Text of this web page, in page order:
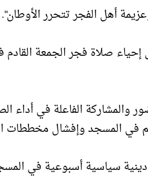
أهل الفجر تتحرر الأوطان".
صلاة فجر الجمعة
والمشاركة الفاعلة في
في المسجد وإفشال مخططات
سياسية أسبوعية في